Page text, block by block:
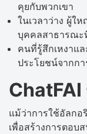
คุยกับพวกเขา
ในเวลาว่าง ผู้ใ
บุคคลสาธารณะ
คนที่รู้สึกเหงาแ
ประโยชน์จากก
แม้ว่าการใช้อัลกอ
เพื่อสร้างการตอ